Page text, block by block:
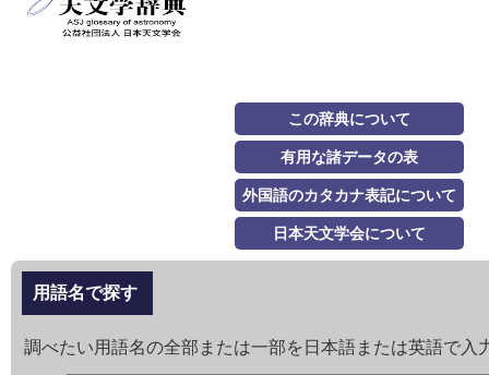
この辞典について
有用な諸データの表
外国語のカタカナ表記について
日本天文学会について
用語名で探す
調べたい用語名の全部または一部を日本語または英語で入